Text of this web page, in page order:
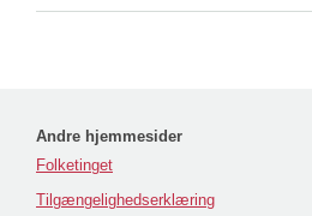
Andre hjemmesider
Folketinget
Tilgængelighedserklæring